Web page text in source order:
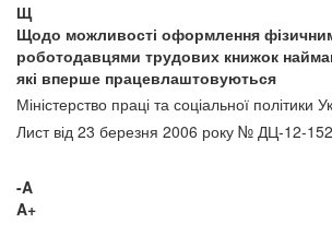
Щ
Щодо можливості оформлення
роботодавцями трудових книжок
які вперше працевлаштовуються
Міністерство праці та соціальної політики
Лист від 23 березня 2006 року № ДЦ-12-
-A
A+